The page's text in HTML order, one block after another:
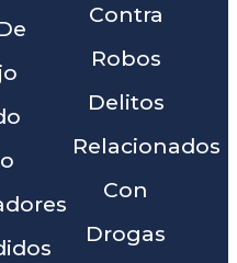
Contra
Robos
Delitos
Relacionados
Con
Drogas